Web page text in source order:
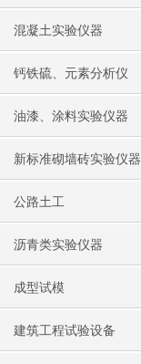
混凝土实验仪器
钙铁硫、元素分析仪
油漆、涂料实验仪器
新标准砌墙砖实验仪器
公路土工
沥青类实验仪器
成型试模
建筑工程试验设备